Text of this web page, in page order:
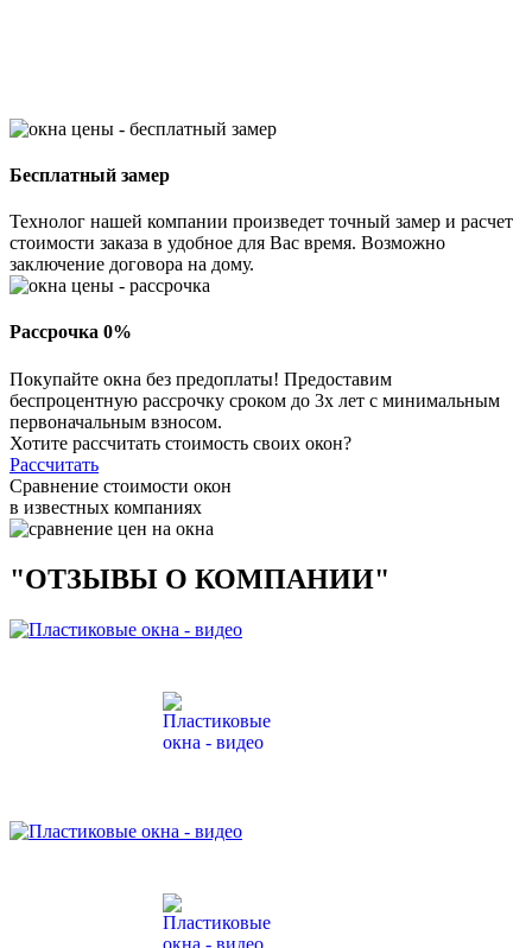
Бесплатный замер
Технолог нашей компании произведет точный замер и расчет
стоимости заказа в удобное для Вас время. Возможно
заключение договора на дому.
Рассрочка 0%
Покупайте окна без предоплаты! Предоставим
беспроцентную рассрочку сроком до 3х лет с минимальным
первоначальным взносом.
Хотите рассчитать стоимость своих окон?
Рассчитать
Сравнение стоимости окон
в известных компаниях
"ОТЗЫВЫ О КОМПАНИИ"